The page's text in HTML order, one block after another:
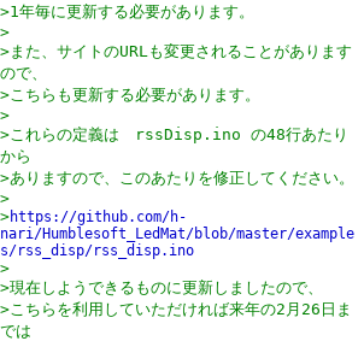
>1年毎に更新する必要があります。
>
>また、サイトのURLも変更されることがあります
ので、
>こちらも更新する必要があります。
>
>これらの定義は　rssDisp.ino の48行あたり
から
>ありますので、このあたりを修正してください。
>
>https://github.com/h-
nari/Humblesoft_LedMat/blob/master/example
s/rss_disp/rss_disp.ino
>
>現在しようできるものに更新しましたので、
>こちらを利用していただければ来年の2月26日ま
では